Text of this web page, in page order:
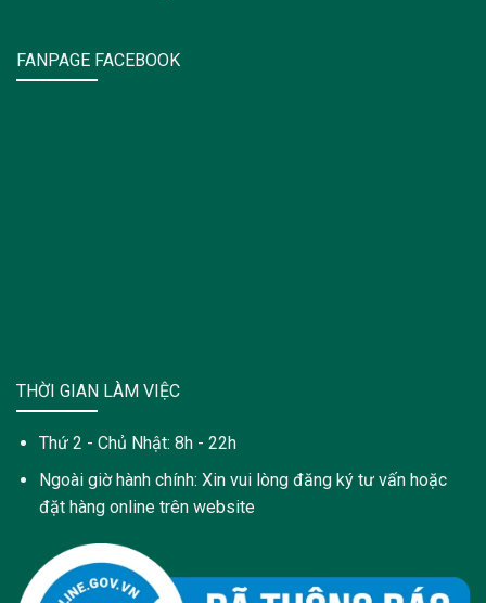
FANPAGE FACEBOOK
THỜI GIAN LÀM VIỆC
Thứ 2 - Chủ Nhật: 8h - 22h
Ngoài giờ hành chính: Xin vui lòng đăng ký tư vấn hoặc
đặt hàng online trên website